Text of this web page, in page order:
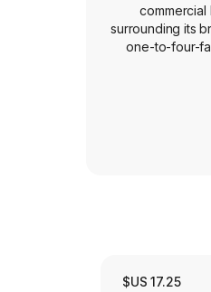
commercial
surrounding its
one-to-four-
17.25 US$